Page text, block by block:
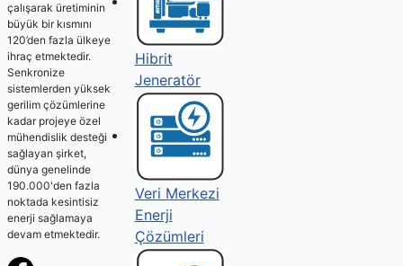
çalışarak üretiminin
büyük bir kısmını
120’den fazla ülkeye
ihraç etmektedir.
Senkronize
sistemlerden yüksek
gerilim çözümlerine
kadar projeye özel
mühendislik desteği
sağlayan şirket,
dünya genelinde
190.000'den fazla
noktada kesintisiz
enerji sağlamaya
devam etmektedir.
Hibrit
Jeneratör
Veri Merkezi
Enerji
Çözümleri